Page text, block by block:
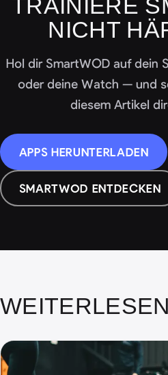
TRAINIERE
NICHT
Hol dir SmartWOD auf dein
oder deine Watch — und
diesem Artikel
APPS HERUNTERLADEN
SMARTWOD ENTDECKEN
WEITERLESEN